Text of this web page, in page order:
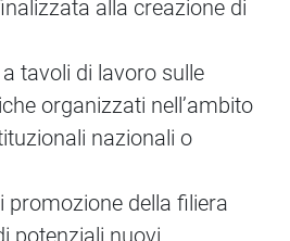
alla creazione di
tavoli di lavoro sulle
organizzati nell’ambito
nazionali o
promozione della filiera
potenziali nuovi